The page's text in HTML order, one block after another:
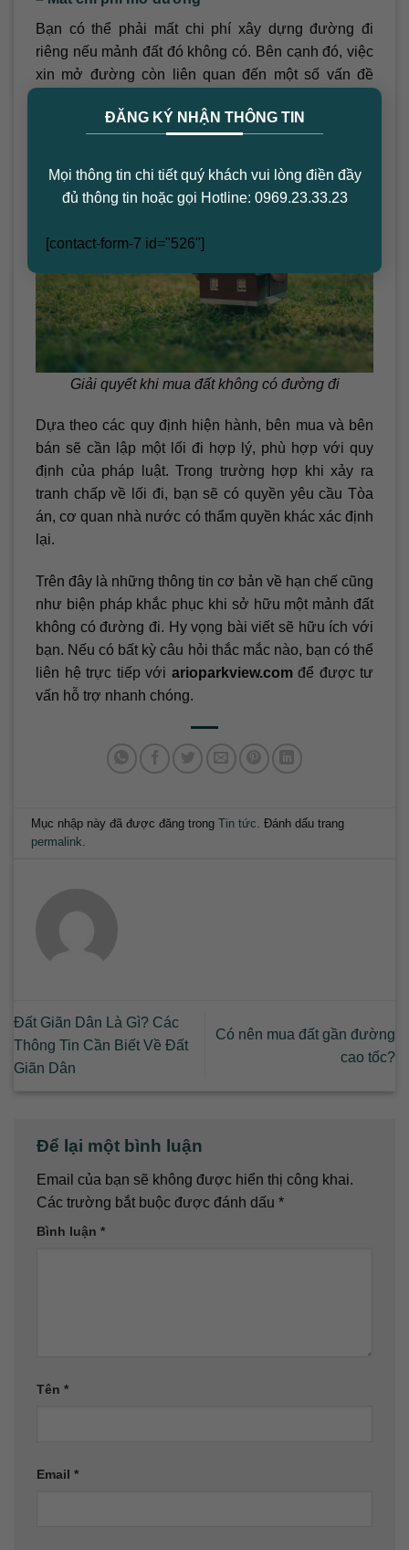
ĐĂNG KÝ NHẬN THÔNG TIN
Mọi thông tin chi tiết quý khách vui lòng điền đầy
đủ thông tin hoặc gọi Hotline: 0969.23.33.23
[contact-form-7 id="526"]
Bạn có thể phải mất chi phí xây dựng đường đi
riêng nếu mảnh đất đó không có. Bên cạnh đó, việc
xin mở đường còn liên quan đến một số vấn đề
3. Cách Giải Quyết Khi Mua Đất Không
Giải quyết khi mua đất không có đường đi
Dựa theo các quy định hiện hành, bên mua và bên
bán sẽ cần lập một lối đi hợp lý, phù hợp với quy
định của pháp luật. Trong trường hợp khi xảy ra
tranh chấp về lối đi, bạn sẽ có quyền yêu cầu Tòa
án, cơ quan nhà nước có thẩm quyền khác xác định
lại.
Trên đây là những thông tin cơ bản về hạn chế cũng
như biện pháp khắc phục khi sở hữu một mảnh đất
không có đường đi. Hy vọng bài viết sẽ hữu ích với
bạn. Nếu có bất kỳ câu hỏi thắc mắc nào, bạn có thể
liên hệ trực tiếp với arioparkview.comđể được tư
vấn hỗ trợ nhanh chóng.
Mục nhập này đã được đăng trongTin tức . Đánh dấu trang
permalink
Đất Giãn Dân Là Gì? Các
Thông Tin Cần Biết Về Đất
Giãn Dân
Có nên mua đất gần đường
cao tốc?
Để lại một bình luận
Email của bạn sẽ không được hiển thị công khai.
Các trường bắt buộc được đánh dấu *
Bình luận *
Tên *
Email *